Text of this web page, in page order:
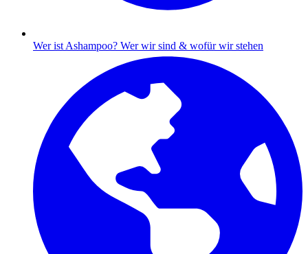
Wer ist Ashampoo? Wer wir sind & wofür wir stehen